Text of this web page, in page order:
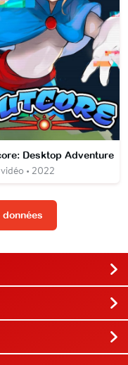
Desktop Adventure
• 2022